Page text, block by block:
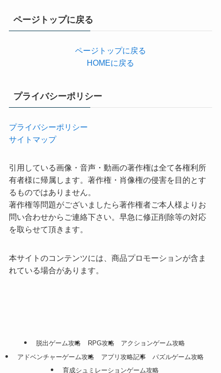
ページトップに戻る
ページトップに戻る
HOMEに戻る
プライバシーポリシー
プライバシーポリシー
サイトマップ
引用している画像・音声・動画の著作権は全て各権利所
有者様に帰属します。著作権・肖像権の侵害を目的とす
るものではありません。
著作権等問題がございましたら著作権者ご本人様よりお
問い合わせからご連絡下さい。早急に修正削除等の対応
を取らせて頂きます。
本サイトのコンテンツには、商品プロモーションが含ま
れている場合があります。
脱出ゲーム攻略 RPG攻略
アクションゲーム攻略
アドベンチャーゲーム攻略
アプリ攻略記事
パズルゲーム攻略
育成シュミレーションゲーム攻略